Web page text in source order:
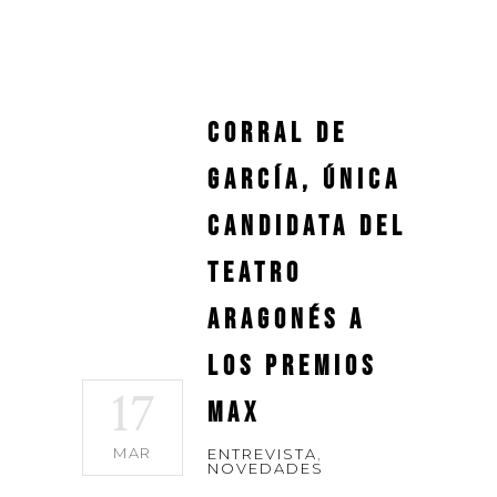
17
MAR
Corral de
García, única
candidata del
teatro
aragonés a
los Premios
Max
ENTREVISTA
NOVEDADES